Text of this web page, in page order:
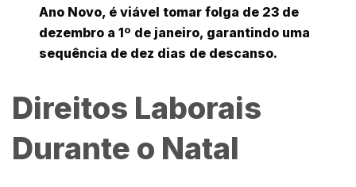
Ano Novo, é viável tomar folga de 23 de
dezembro a 1º de janeiro, garantindo uma
sequência de dez dias de descanso.
Direitos Laborais
Durante o Natal